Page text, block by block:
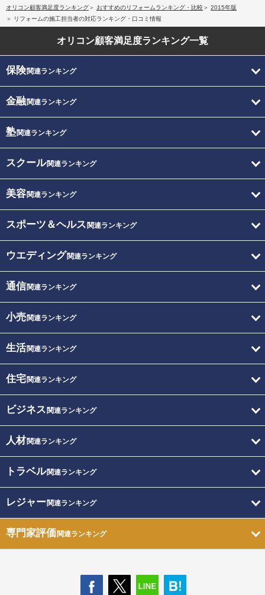
オリコン顧客満足度ランキング おすすめのリフォームランキング・比較
2015年版
リフォームの施工担当者の対応ランキング・口コミ情報
オリコン顧客満足度ランキング一覧
保険関連ランキング
金融関連ランキング
塾関連ランキング
スクール関連ランキング
美容関連ランキング
スポーツ＆ヘルス 関連ランキング
ウエディング関連ランキング
通信関連ランキング
小売関連ランキング
生活関連ランキング
住宅関連ランキング
ビジネス 関連ランキング
人材関連ランキング
トラベル関連ランキング
レジャー関連ランキング
専門家評価関連ランキング